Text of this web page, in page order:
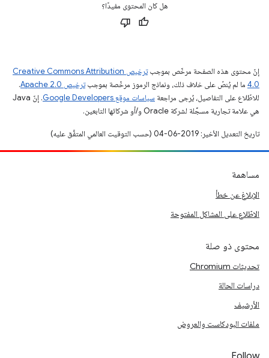
هل كان المحتوى مفيدًا؟
إنّ محتوى هذه الصفحة مرخّص بموجب
ترخيص Creative Commons Attribution
4.0‏ ما لم يُنصّ على خلاف ذلك، ونماذج الرموز مرخّصة بموجبترخيص Apache 2.0‏
.
للاطّلاع على التفاصيل، يُرجى مراجعة سياسات موقع Google Developers‏
. إنّ Java
هي علامة تجارية مسجَّلة لشركة Oracle و/أو شركائها التابعين.
تاريخ التعديل الأخير: 2019-06-04 (حسب التوقيت العالمي المتفَّق عليه)
مساهمة
الإبلاغ عن خطأ
الاطّلاع على المشاكل المفتوحة
محتوى ذو صلة
تحديثات Chromium
دراسات الحالة
الأرشيف
ملفات البودكاست والعروض